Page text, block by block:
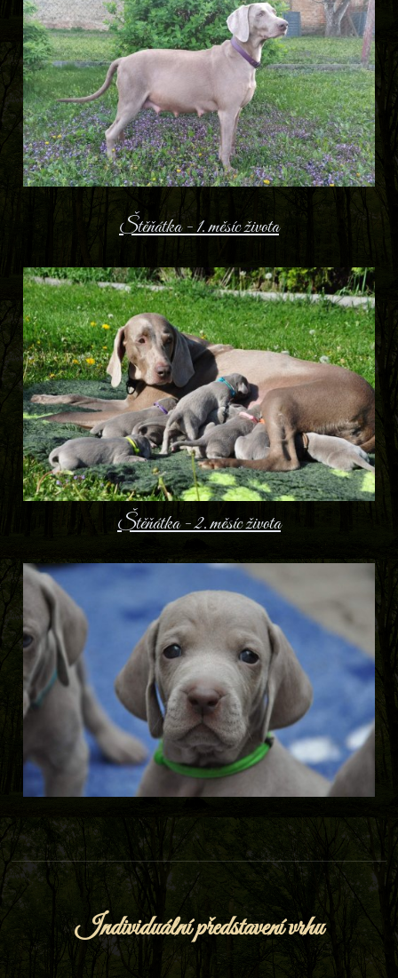
Štěňátka - 1. měsíc života
Štěňátka - 2. měsíc života
Individuální představení vrhu